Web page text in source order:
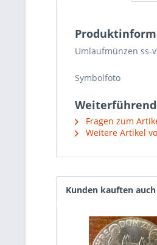
Umlaufmünzen ss-
Symbolfoto
Fragen zum
Weitere Artikel
Kunden kauften auch